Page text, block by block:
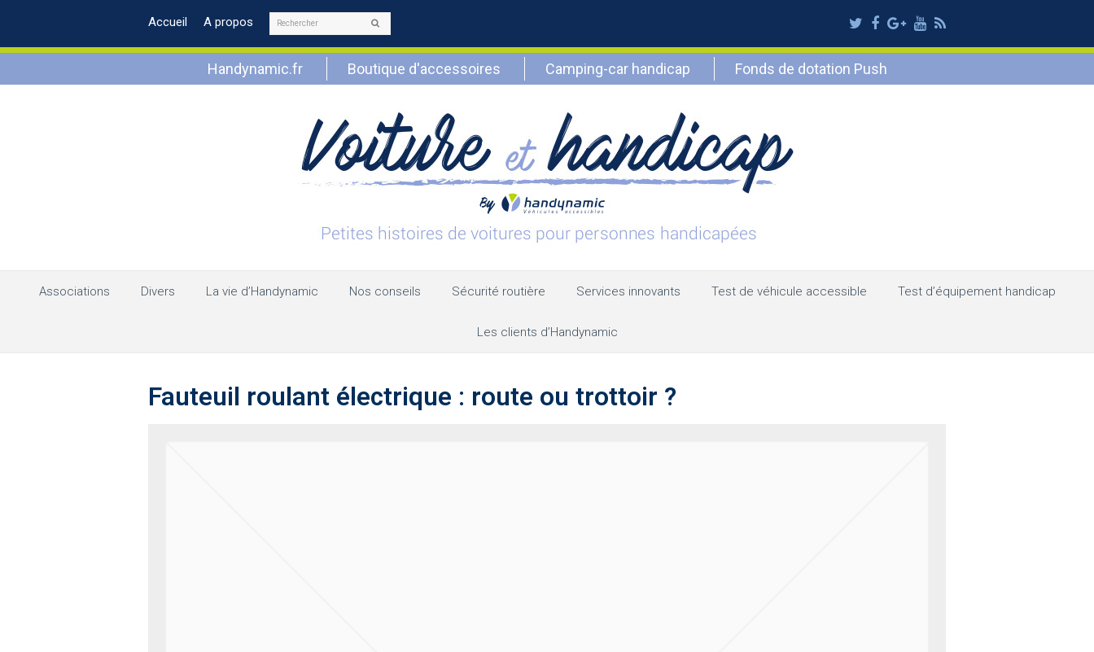
Accueil A propos Rechercher Twitter
Facebook
Google
Plus
Youtube
RSS
Handynamic.fr Boutique d'accessoires Camping-car handicap Fonds de dotation Push
Associations Divers La vie d’Handynamic Nos conseils Sécurité routière Services innovants Test de véhicule accessible Test d’équipement handicap
Les clients d’Handynamic
Fauteuil roulant électrique : route ou trottoir ?